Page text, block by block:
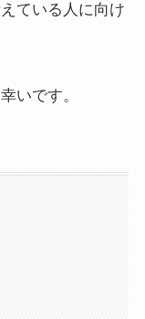
ている人に向け
いです。